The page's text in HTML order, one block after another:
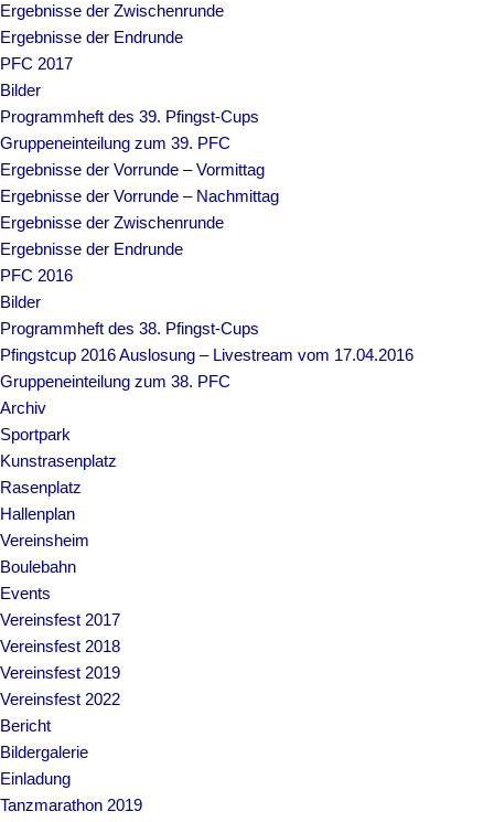
Ergebnisse der Zwischenrunde
Ergebnisse der Endrunde
PFC 2017
Bilder
Programmheft des 39. Pfingst-Cups
Gruppeneinteilung zum 39. PFC
Ergebnisse der Vorrunde – Vormittag
Ergebnisse der Vorrunde – Nachmittag
Ergebnisse der Zwischenrunde
Ergebnisse der Endrunde
PFC 2016
Bilder
Programmheft des 38. Pfingst-Cups
Pfingstcup 2016 Auslosung – Livestream vom 17.04.2016
Gruppeneinteilung zum 38. PFC
Archiv
Sportpark
Kunstrasenplatz
Rasenplatz
Hallenplan
Vereinsheim
Boulebahn
Events
Vereinsfest 2017
Vereinsfest 2018
Vereinsfest 2019
Vereinsfest 2022
Bericht
Bildergalerie
Einladung
Tanzmarathon 2019